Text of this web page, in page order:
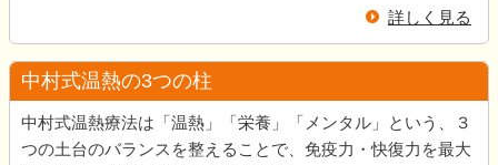
詳しく見る
中村式温熱の3つの柱
中村式温熱療法は「温熱」「栄養」「メンタル」という、３
つの土台のバランスを整えることで、免疫力・快復力を最大